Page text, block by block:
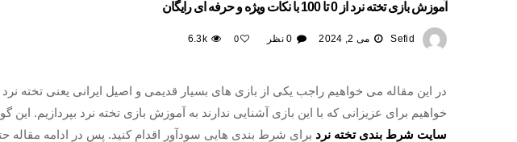
آموزش بازی تخته نرد از 0 تا 100 با نکات ویژه و حرفه ای رایگان
Sefid می 2, 2024 0 نظر 0
6.3k
در این مقاله می خواهیم راجب یکی از بازی های بسیار قدیمی و اصیل ایرانی یعنی تخته
خواهیم برای عزیزانی که با این بازی آشنایی ندارند به آموزش بازی تخته نرد بپردازیم. این
سایت شرط بندی تخته نرد برای شرط بندی هایی سودآور اقدام کنید. پس در ادامه مقاله